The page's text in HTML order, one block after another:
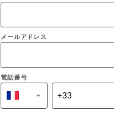
メールアドレス
電話番号